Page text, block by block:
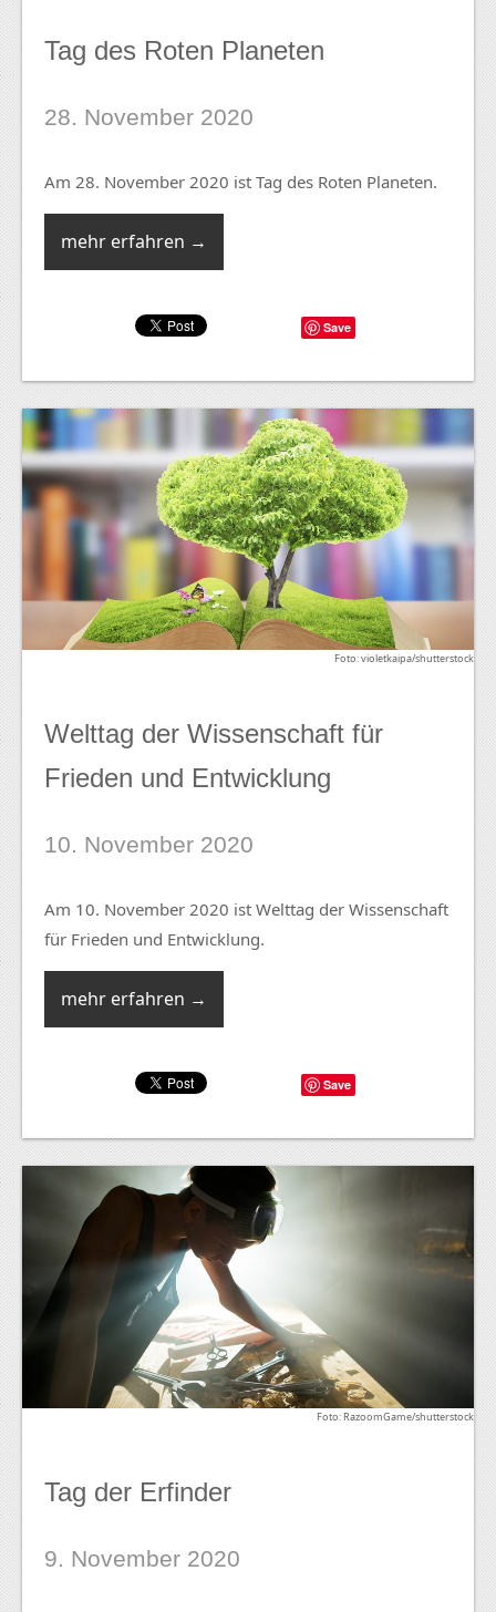
Tag des Roten Planeten
28. November 2020
Am 28. November 2020 ist Tag des Roten Planeten.
mehr erfahren →
Save
Foto: violetkaipa/shutterstock
Welttag der Wissenschaft für
Frieden und Entwicklung
10. November 2020
Am 10. November 2020 ist Welttag der Wissenschaft
für Frieden und Entwicklung.
mehr erfahren →
Save
Foto: RazoomGame/shutterstock
Tag der Erfinder
9. November 2020